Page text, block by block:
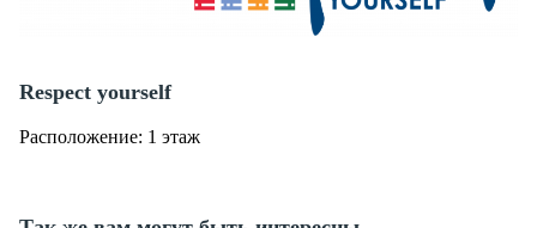
Respect yourself
Расположение: 1 этаж